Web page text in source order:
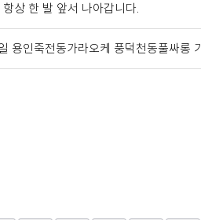
상 한 발 앞서 나아갑니다.
인죽전동가라오케 풍덕천동풀싸롱